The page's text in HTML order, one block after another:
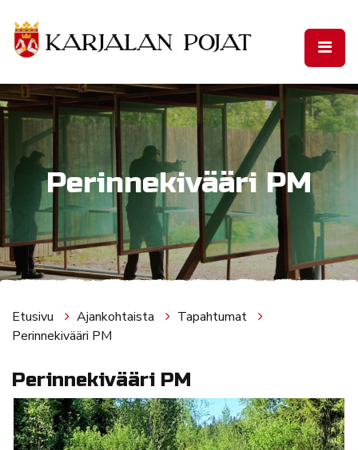
Perinnekivääri PM
Etusivu Ajankohtaista
Tapahtumat
Perinnekivääri PM
Perinnekivääri PM